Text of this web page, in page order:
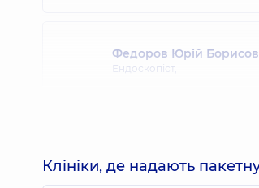
Федоров Юрій
Ендоскопіст,
Клініки, де надають